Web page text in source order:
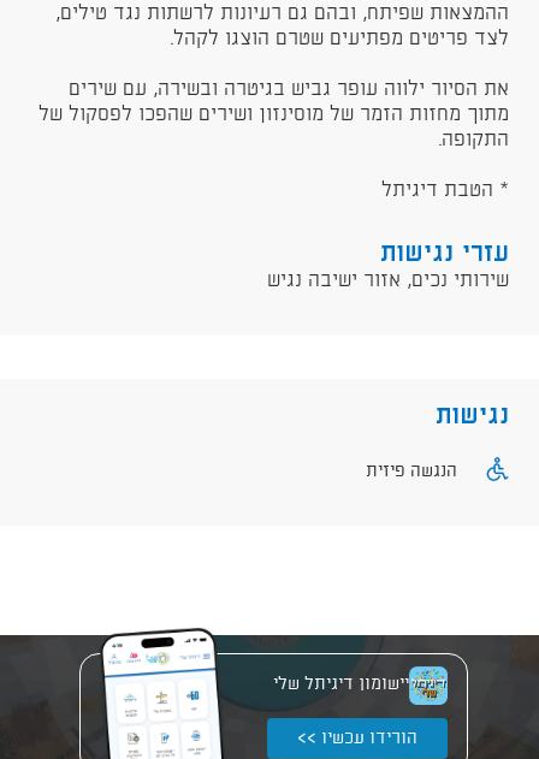
ההמצאות שפיתח, ובהם גם רעיונות לרשתות נגד טילים,
לצד פריטים מפתיעים שטרם הוצגו לקהל.
​את הסיור ילווה עופר גביש בגיטרה ובשירה, עם שירים
מתוך מחזות הזמר של מוסינזון ושירים שהפכו לפסקול של
התקופה.
* הטבת דיגיתל
עזרי נגישות
שירותי נכים, אזור ישיבה נגיש
נגישות
הנגשה פיזית
יישומון דיגיתל שלי
הורידו עכשיו >>